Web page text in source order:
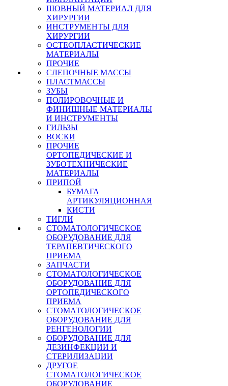
ШОВНЫЙ МАТЕРИАЛ ДЛЯ
ХИРУРГИИ
ИНСТРУМЕНТЫ ДЛЯ
ХИРУРГИИ
ОСТЕОПЛАСТИЧЕСКИЕ
МАТЕРИАЛЫ
ПРОЧИЕ
СЛЕПОЧНЫЕ МАССЫ
ПЛАСТМАССЫ
ЗУБЫ
ПОЛИРОВОЧНЫЕ И
ФИНИШНЫЕ МАТЕРИАЛЫ
И ИНСТРУМЕНТЫ
ГИЛЬЗЫ
ВОСКИ
ПРОЧИЕ
ОРТОПЕДИЧЕСКИЕ И
ЗУБОТЕХНИЧЕСКИЕ
МАТЕРИАЛЫ
ПРИПОЙ
БУМАГА
АРТИКУЛЯЦИОННАЯ
КИСТИ
ТИГЛИ
СТОМАТОЛОГИЧЕСКОЕ
ОБОРУДОВАНИЕ ДЛЯ
ТЕРАПЕВТИЧЕСКОГО
ПРИЕМА
ЗАПЧАСТИ
СТОМАТОЛОГИЧЕСКОЕ
ОБОРУДОВАНИЕ ДЛЯ
ОРТОПЕДИЧЕСКОГО
ПРИЕМА
СТОМАТОЛОГИЧЕСКОЕ
ОБОРУДОВАНИЕ ДЛЯ
РЕНГЕНОЛОГИИ
ОБОРУДОВАНИЕ ДЛЯ
ДЕЗИНФЕКЦИИ И
СТЕРИЛИЗАЦИИ
ДРУГОЕ
СТОМАТОЛОГИЧЕСКОЕ
ОБОРУДОВАНИЕ